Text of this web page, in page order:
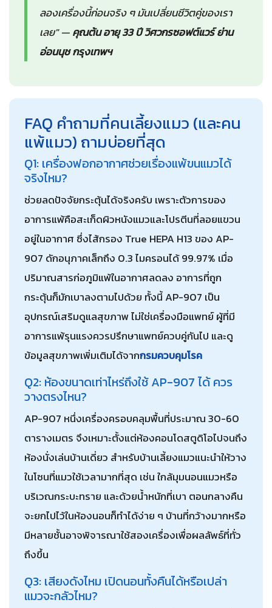
ลองเครื่องนี้ก่อนจริง ๆ มันเปลี่ยนชีวิตคู่ของเรา
เลย" —คุณต้น อายุ 33 ปี วิศวกรซอฟต์แวร์ ย่าน
อ่อนนุช กรุงเทพฯ
FAQ คำถามที่คนเลี้ยงแมว (และคน
แพ้แมว) ถามบ่อยที่สุด
Q1: เครื่องฟอกอากาศช่วยเรื่องแพ้ขนแมวได้
จริงไหม?
ช่วยลดปัจจัยกระตุ้นได้จริงครับ เพราะตัวการของ
อาการแพ้คือสะเก็ดผิวหนังแมวและโปรตีนที่ลอยแขวน
อยู่ในอากาศ ซึ่งไส้กรอง True HEPA H13 ของ AP-
907 ดักอนุภาคเล็กถึง 0.3 ไมครอนได้ 99.97% เมื่อ
ปริมาณสารก่อภูมิแพ้ในอากาศลดลง อาการที่ถูก
กระตุ้นก็มักเบาลงตามไปด้วย ทั้งนี้ AP-907 เป็น
อุปกรณ์เสริมดูแลสุขภาพ ไม่ใช่เครื่องมือแพทย์ ผู้ที่มี
อาการแพ้รุนแรงควรปรึกษาแพทย์ควบคู่กันไป และดู
ข้อมูลสุขภาพเพิ่มเติมได้จากกรมควบคุมโรค
Q2: ห้องขนาดเท่าไหร่ถึงใช้ AP-907 ได้ ควร
วางตรงไหน?
AP-907 หนึ่งเครื่องครอบคลุมพื้นที่ประมาณ 30-60
ตารางเมตร จึงเหมาะตั้งแต่ห้องคอนโดสตูดิโอไปจนถึง
ห้องนั่งเล่นบ้านเดี่ยว สำหรับบ้านเลี้ยงแมวแนะนำให้วาง
ในโซนที่แมวใช้เวลามากที่สุด เช่น ใกล้มุมนอนแมวหรือ
บริเวณกระบะทราย และด้วยน้ำหนักที่เบา ตอนกลางคืน
จะยกไปไว้ในห้องนอนก็ทำได้ง่าย ๆ บ้านที่กว้างมากหรือ
มีหลายชั้นอาจพิจารณาใช้สองเครื่องเพื่อผลลัพธ์ที่ทั่ว
ถึงขึ้น
Q3: เสียงดังไหม เปิดนอนทั้งคืนได้หรือเปล่า
แมวจะกลัวไหม?